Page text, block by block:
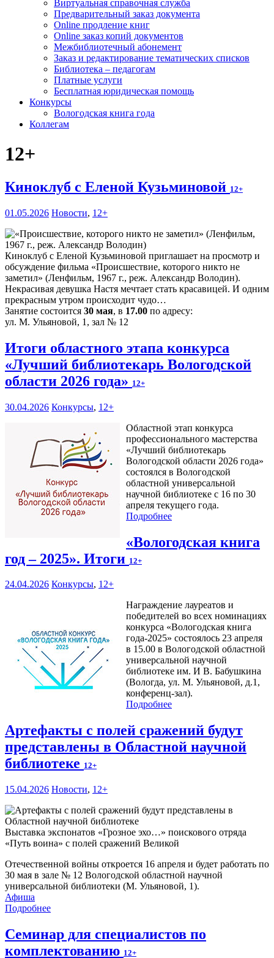
Виртуальная справочная служба
Предварительный заказ документа
Online продление книг
Online заказ копий документов
Межбиблиотечный абонемент
Заказ и редактирование тематических списков
Библиотека – педагогам
Платные услуги
Бесплатная юридическая помощь
Конкурсы
Вологодская книга года
Коллегам
12+
Киноклуб с Еленой Кузьминовой 12+
01.05.2026 Новости, 12+
Киноклуб с Еленой Кузьминовой приглашает на просмотр и
обсуждение фильма «Происшествие, которого никто не
заметил» (Ленфильм, 1967 г., реж. Александр Володин).
Некрасивая девушка Настя мечтает стать красавицей. И одним
прекрасным утром происходит чудо…
Занятие состоится 30 мая, в 17.00 по адресу:
ул. М. Ульяновой, 1, зал № 12
Итоги областного этапа конкурса
«Лучший библиотекарь Вологодской
области 2026 года» 12+
30.04.2026 Конкурсы, 12+
Областной этап конкурса
профессионального мастерства
«Лучший библиотекарь
Вологодской области 2026 года»
состоялся в Вологодской
областной универсальной
научной библиотеке с 16 по 30
апреля текущего года.
Подробнее
«Вологодская книга
год – 2025». Итоги 12+
24.04.2026 Конкурсы, 12+
Награждение лауреатов и
победителей во всех номинациях
конкурса «Вологодская книга
года-2025» состоялось 23 апреля
в 15.00 в Вологодской областной
универсальной научной
библиотеке им. И В. Бабушкина
(Вологда, ул. М. Ульяновой, д.1,
конференц-зал).
Подробнее
Артефакты с полей сражений будут
представлены в Областной научной
библиотеке 12+
15.04.2026 Новости, 12+
Выставка экспонатов «Грозное эхо…» поискового отряда
«Путь воина» с полей сражений Великой
Отечественной войны откроется 16 апреля и будет работать по
30 мая в зале № 12 Вологодской областной научной
универсальной библиотеки (М. Ульяновой, 1).
Афиша
Подробнее
Семинар для специалистов по
комплектованию 12+